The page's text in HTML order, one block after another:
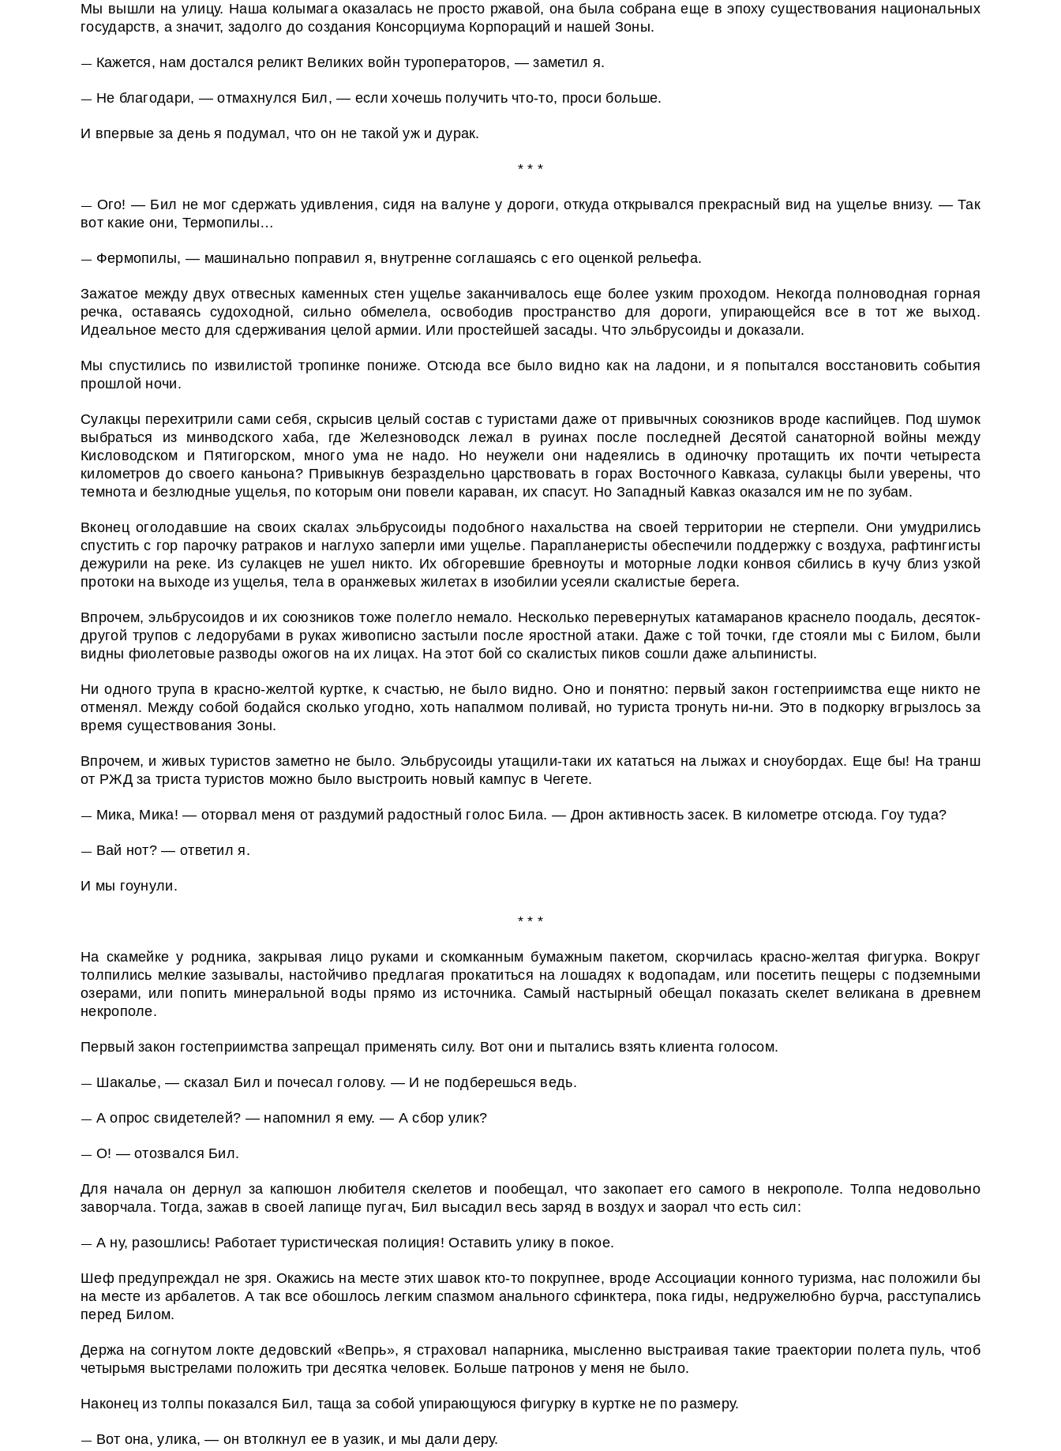
Мы вышли на улицу. Наша колымага оказалась не просто ржавой, она была собрана еще в эпоху существования национальных
государств, а значит, задолго до создания Консорциума Корпораций и нашей Зоны.
— Кажется, нам достался реликт Великих войн туроператоров, — заметил я.
— Не благодари, — отмахнулся Бил, — если хочешь получить что-то, проси больше.
И впервые за день я подумал, что он не такой уж и дурак.
* * *
— Ого! — Бил не мог сдержать удивления, сидя на валуне у дороги, откуда открывался прекрасный вид на ущелье внизу. — Так
вот какие они, Термопилы…
— Фермопилы, — машинально поправил я, внутренне соглашаясь с его оценкой рельефа.
Зажатое между двух отвесных каменных стен ущелье заканчивалось еще более узким проходом. Некогда полноводная горная
речка, оставаясь судоходной, сильно обмелела, освободив пространство для дороги, упирающейся все в тот же выход.
Идеальное место для сдерживания целой армии. Или простейшей засады. Что эльбрусоиды и доказали.
Мы спустились по извилистой тропинке пониже. Отсюда все было видно как на ладони, и я попытался восстановить события
прошлой ночи.
Сулакцы перехитрили сами себя, скрысив целый состав с туристами даже от привычных союзников вроде каспийцев. Под шумок
выбраться из минводского хаба, где Железноводск лежал в руинах после последней Десятой санаторной войны между
Кисловодском и Пятигорском, много ума не надо. Но неужели они надеялись в одиночку протащить их почти четыреста
километров до своего каньона? Привыкнув безраздельно царствовать в горах Восточного Кавказа, сулакцы были уверены, что
темнота и безлюдные ущелья, по которым они повели караван, их спасут. Но Западный Кавказ оказался им не по зубам.
Вконец оголодавшие на своих скалах эльбрусоиды подобного нахальства на своей территории не стерпели. Они умудрились
спустить с гор парочку ратраков и наглухо заперли ими ущелье. Парапланеристы обеспечили поддержку с воздуха, рафтингисты
дежурили на реке. Из сулакцев не ушел никто. Их обгоревшие бревноуты и моторные лодки конвоя сбились в кучу близ узкой
протоки на выходе из ущелья, тела в оранжевых жилетах в изобилии усеяли скалистые берега.
Впрочем, эльбрусоидов и их союзников тоже полегло немало. Несколько перевернутых катамаранов краснело поодаль, десяток-
другой трупов с ледорубами в руках живописно застыли после яростной атаки. Даже с той точки, где стояли мы с Билом, были
видны фиолетовые разводы ожогов на их лицах. На этот бой со скалистых пиков сошли даже альпинисты.
Ни одного трупа в красно-желтой куртке, к счастью, не было видно. Оно и понятно: первый закон гостеприимства еще никто не
отменял. Между собой бодайся сколько угодно, хоть напалмом поливай, но туриста тронуть ни-ни. Это в подкорку вгрызлось за
время существования Зоны.
Впрочем, и живых туристов заметно не было. Эльбрусоиды утащили-таки их кататься на лыжах и сноубордах. Еще бы! На транш
от РЖД за триста туристов можно было выстроить новый кампус в Чегете.
— Мика, Мика! — оторвал меня от раздумий радостный голос Била. — Дрон активность засек. В километре отсюда. Гоу туда?
— Вай нот? — ответил я.
И мы гоунули.
* * *
На скамейке у родника, закрывая лицо руками и скомканным бумажным пакетом, скорчилась красно-желтая фигурка. Вокруг
толпились мелкие зазывалы, настойчиво предлагая прокатиться на лошадях к водопадам, или посетить пещеры с подземными
озерами, или попить минеральной воды прямо из источника. Самый настырный обещал показать скелет великана в древнем
некрополе.
Первый закон гостеприимства запрещал применять силу. Вот они и пытались взять клиента голосом.
— Шакалье, — сказал Бил и почесал голову. — И не подберешься ведь.
— А опрос свидетелей? — напомнил я ему. — А сбор улик?
— О! — отозвался Бил.
Для начала он дернул за капюшон любителя скелетов и пообещал, что закопает его самого в некрополе. Толпа недовольно
заворчала. Тогда, зажав в своей лапище пугач, Бил высадил весь заряд в воздух и заорал что есть сил:
— А ну, разошлись! Работает туристическая полиция! Оставить улику в покое.
Шеф предупреждал не зря. Окажись на месте этих шавок кто-то покрупнее, вроде Ассоциации конного туризма, нас положили бы
на месте из арбалетов. А так все обошлось легким спазмом анального сфинктера, пока гиды, недружелюбно бурча, расступались
перед Билом.
Держа на согнутом локте дедовский «Вепрь», я страховал напарника, мысленно выстраивая такие траектории полета пуль, чтоб
четырьмя выстрелами положить три десятка человек. Больше патронов у меня не было.
Наконец из толпы показался Бил, таща за собой упирающуюся фигурку в куртке не по размеру.
— Вот она, улика, — он втолкнул ее в уазик, и мы дали деру.